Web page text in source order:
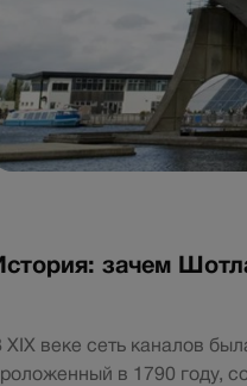
зачем
XIX веке сеть каналов
в 1790 году,